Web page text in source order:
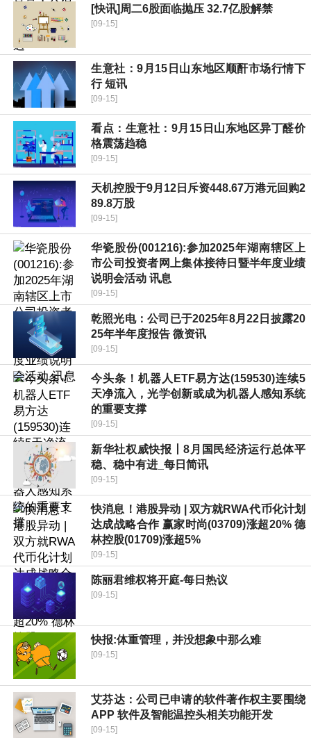
[快讯]周二6股面临抛压 32.7亿股解禁
[09-15]
生意社：9月15日山东地区顺酐市场行情下
行 短讯
[09-15]
看点：生意社：9月15日山东地区异丁醛价
格震荡趋稳
[09-15]
天机控股于9月12日斥资448.67万港元回购2
89.8万股
[09-15]
华瓷股份(001216):参加2025年湖南辖区上
市公司投资者网上集体接待日暨半年度业绩
说明会活动 讯息
[09-15]
乾照光电：公司已于2025年8月22日披露20
25年半年度报告 微资讯
[09-15]
今头条！机器人ETF易方达(159530)连续5
天净流入，光学创新或成为机器人感知系统
的重要支撑
[09-15]
新华社权威快报丨8月国民经济运行总体平
稳、稳中有进_每日简讯
[09-15]
快消息！港股异动 | 双方就RWA代币化计划
达成战略合作 赢家时尚(03709)涨超20% 德
林控股(01709)涨超5%
[09-15]
陈丽君维权将开庭-每日热议
[09-15]
快报:体重管理，并没想象中那么难
[09-15]
艾芬达：公司已申请的软件著作权主要围绕
APP 软件及智能温控头相关功能开发
[09-15]